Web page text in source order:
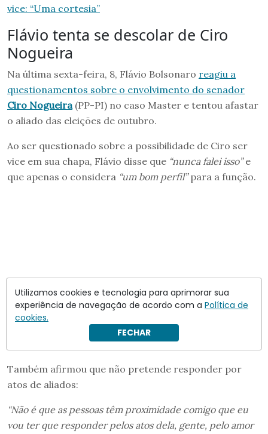
vice: “Uma cortesia”
Flávio tenta se descolar de Ciro
Nogueira
Na última sexta-feira, 8, Flávio Bolsonaro reagiu a
questionamentos sobre o envolvimento do senador
Ciro Nogueira(PP-PI) no caso Master e tentou afastar
o aliado das eleições de outubro.
Ao ser questionado sobre a possibilidade de Ciro ser
vice em sua chapa, Flávio disse que “nunca falei isso”e
que apenas o considera “um bom perfil”para a função.
Também afirmou que não pretende responder por
atos de aliados:
“Não é que as pessoas têm proximidade comigo que eu
vou ter que responder pelos atos dela, gente, pelo amor
Utilizamos cookies e tecnologia para aprimorar sua
experiência de navegação de acordo com a Política de
cookies.
FECHAR